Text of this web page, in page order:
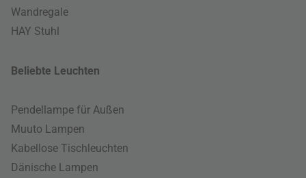
Wandregale
HAY Stuhl
Beliebte Leuchten
Pendellampe für Außen
Muuto Lampen
Kabellose Tischleuchten
Dänische Lampen